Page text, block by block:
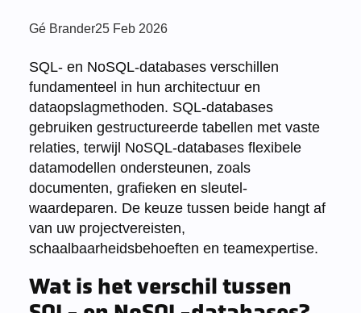
Posted
Gé Brander25 Feb 2026
SQL- en NoSQL-databases verschillen
fundamenteel in hun architectuur en
dataopslagmethoden. SQL-databases
gebruiken gestructureerde tabellen met vaste
relaties, terwijl NoSQL-databases flexibele
datamodellen ondersteunen, zoals
documenten, grafieken en sleutel-
waardeparen. De keuze tussen beide hangt af
van uw projectvereisten,
schaalbaarheidsbehoeften en teamexpertise.
Wat is het verschil tussen